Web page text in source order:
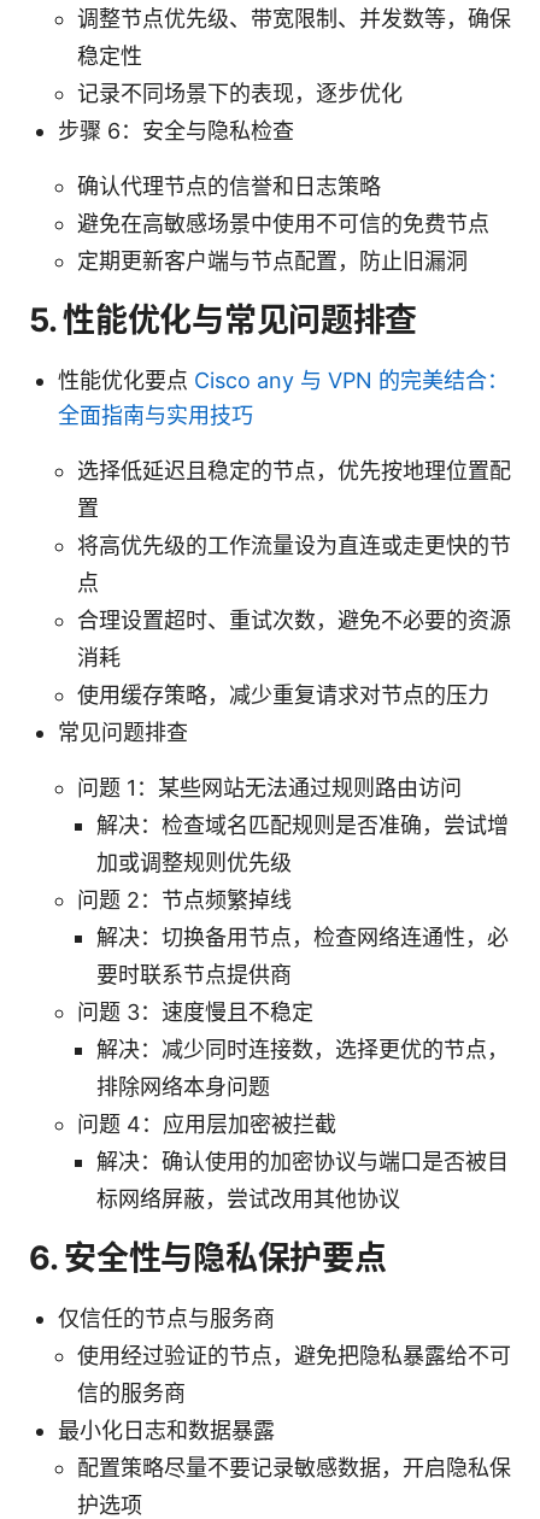
调整节点优先级、带宽限制、并发数等，确保
稳定性
记录不同场景下的表现，逐步优化
步骤 6：安全与隐私检查
确认代理节点的信誉和日志策略
避免在高敏感场景中使用不可信的免费节点
定期更新客户端与节点配置，防止旧漏洞
5. 性能优化与常见问题排查
性能优化要点 Cisco any 与 VPN 的完美结合：
全面指南与实用技巧
选择低延迟且稳定的节点，优先按地理位置配
置
将高优先级的工作流量设为直连或走更快的节
点
合理设置超时、重试次数，避免不必要的资源
消耗
使用缓存策略，减少重复请求对节点的压力
常见问题排查
问题 1：某些网站无法通过规则路由访问
解决：检查域名匹配规则是否准确，尝试增
加或调整规则优先级
问题 2：节点频繁掉线
解决：切换备用节点，检查网络连通性，必
要时联系节点提供商
问题 3：速度慢且不稳定
解决：减少同时连接数，选择更优的节点，
排除网络本身问题
问题 4：应用层加密被拦截
解决：确认使用的加密协议与端口是否被目
标网络屏蔽，尝试改用其他协议
6. 安全性与隐私保护要点
仅信任的节点与服务商
使用经过验证的节点，避免把隐私暴露给不可
信的服务商
最小化日志和数据暴露
配置策略尽量不要记录敏感数据，开启隐私保
护选项